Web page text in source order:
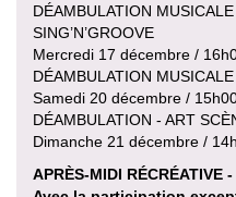
DÉAMBULATION
SING’N’GROOVE
Mercredi 17 décembre /
DÉAMBULATION
Samedi 20 décembre /
DÉAMBULATION - ART
Dimanche 21 décembre /
APRÈS-MIDI RÉCRÉATIVE